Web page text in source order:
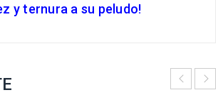
y ternura a su peludo!